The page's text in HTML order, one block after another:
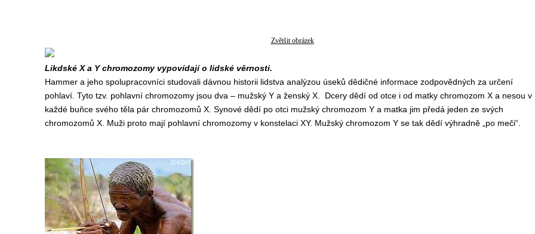
Zvětšit obrázek
Likdské X a Y chromozomy vypovídají o lidské věrnosti.
Hammer a jeho spolupracovníci studovali dávnou historii lidstva analýzou úseků dědičné informace zodpovědných za určení
pohlaví. Tyto tzv. pohlavní chromozomy jsou dva – mužský Y a ženský X. Dcery dědí od otce i od matky chromozom X a nesou v
každé buňce svého těla pár chromozomů X. Synové dědí po otci mužský chromozom Y a matka jim předá jeden ze svých
chromozomů X. Muži proto mají pohlavní chromozomy v konstelaci XY. Mužský chromozom Y se tak dědí výhradně „po meči“.